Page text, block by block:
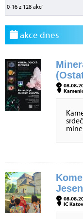
0-16 z 128 akcí
akce dnes
IC